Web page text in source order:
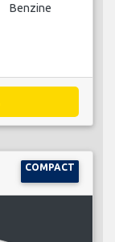
Benzine
COMPACT